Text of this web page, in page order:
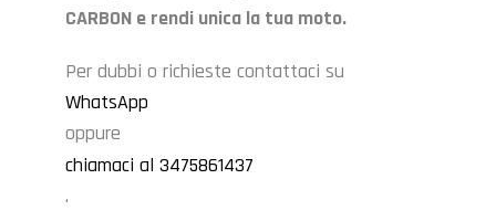
CARBON e rendi unica la tua moto.
Per dubbi o richieste contattaci su
WhatsApp
oppure
chiamaci al 3475861437
.